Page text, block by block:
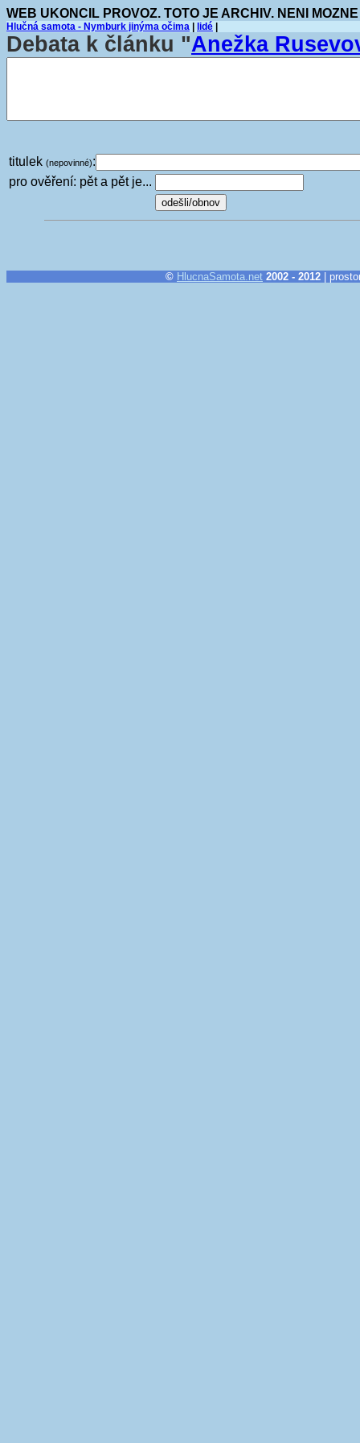
WEB UKONCIL PROVOZ. TOTO JE ARCHIV. NENI
Hlučná samota - Nymburk jinýma očima lidé
Debata k článku "Anežka
titulek (nepovinné):
pro ověření: pět a pět je...
© HlucnaSamota.net 2002 - 2012 |